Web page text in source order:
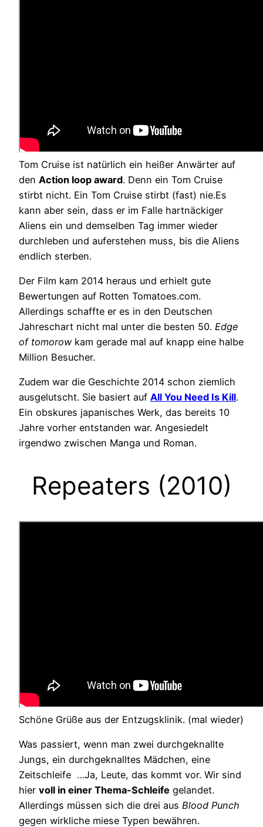
Tom Cruise ist natürlich ein heißer Anwärter auf
den Action loop award. Denn ein Tom Cruise
stirbt nicht. Ein Tom Cruise stirbt (fast) nie.Es
kann aber sein, dass er im Falle hartnäckiger
Aliens ein und demselben Tag immer wieder
durchleben und auferstehen muss, bis die Aliens
endlich sterben.
Der Film kam 2014 heraus und erhielt gute
Bewertungen auf Rotten Tomatoes.com.
Allerdings schaffte er es in den Deutschen
Jahreschart nicht mal unter die besten 50. Edge
of tomorowkam gerade mal auf knapp eine halbe
Million Besucher.
Zudem war die Geschichte 2014 schon ziemlich
ausgelutscht. Sie basiert auf All You Need Is Kill.
Ein obskures japanisches Werk, das bereits 10
Jahre vorher entstanden war. Angesiedelt
irgendwo zwischen Manga und Roman.
Repeaters (2010)
Schöne Grüße aus der Entzugsklinik. (mal wieder)
Was passiert, wenn man zwei durchgeknallte
Jungs, ein durchgeknalltes Mädchen, eine
Zeitschleife …Ja, Leute, das kommt vor. Wir sind
hier voll in einer Thema-Schleife gelandet.
Allerdings müssen sich die drei aus Blood Punch
gegen wirkliche miese Typen bewähren.